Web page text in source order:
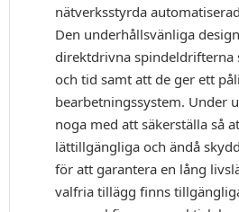
nätverksstyrda
Den underhållsvänliga
direktdrivna spindeldrifterna
och tid samt att de ger ett
bearbetningssystem. Under
noga med att säkerställa så
lättillgängliga och ändå
för att garantera en lång
valfria tillägg finns